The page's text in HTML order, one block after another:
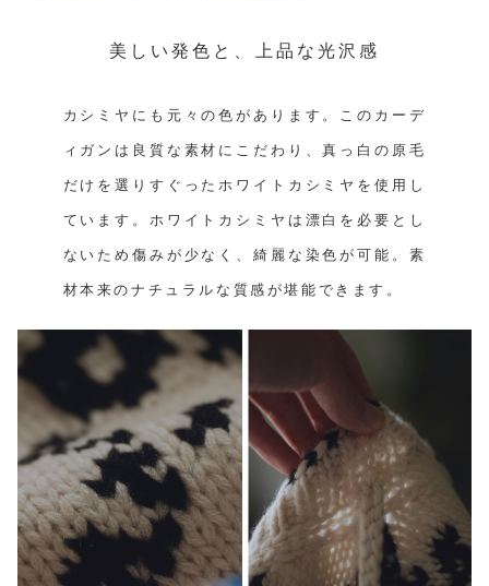
美しい発色と、上品な光沢感
カシミヤにも元々の色があります。このカーデ
ィガンは良質な素材にこだわり、真っ白の原毛
だけを選りすぐったホワイトカシミヤを使用し
ています。ホワイトカシミヤは漂白を必要とし
ないため傷みが少なく、綺麗な染色が可能。素
材本来のナチュラルな質感が堪能できます。